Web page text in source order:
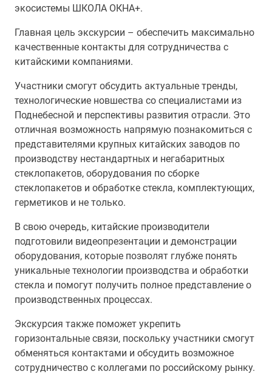
экосистемы ШКОЛА ОКНА+.
Главная цель экскурсии – обеспечить максимально
качественные контакты для сотрудничества с
китайскими компаниями.
Участники смогут обсудить актуальные тренды,
технологические новшества со специалистами из
Поднебесной и перспективы развития отрасли. Это
отличная возможность напрямую познакомиться с
представителями крупных китайских заводов по
производству нестандартных и негабаритных
стеклопакетов, оборудования по сборке
стеклопакетов и обработке стекла, комплектующих,
герметиков и не только.
В свою очередь, китайские производители
подготовили видеопрезентации и демонстрации
оборудования, которые позволят глубже понять
уникальные технологии производства и обработки
стекла и помогут получить полное представление о
производственных процессах.
Экскурсия также поможет укрепить
горизонтальные связи, поскольку участники смогут
обменяться контактами и обсудить возможное
сотрудничество с коллегами по российскому рынку.